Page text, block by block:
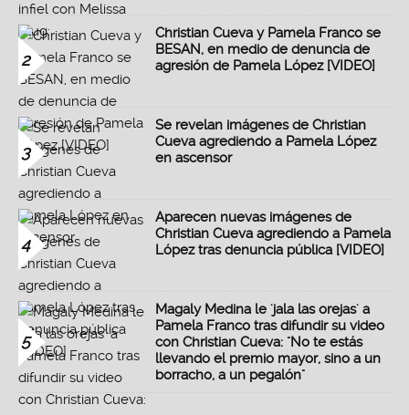
2
Christian Cueva y Pamela Franco se
BESAN, en medio de denuncia de
agresión de Pamela López [VIDEO]
3
Se revelan imágenes de Christian
Cueva agrediendo a Pamela López
en ascensor
4
Aparecen nuevas imágenes de
Christian Cueva agrediendo a Pamela
López tras denuncia pública [VIDEO]
5
Magaly Medina le 'jala las orejas' a
Pamela Franco tras difundir su video
con Christian Cueva: "No te estás
llevando el premio mayor, sino a un
borracho, a un pegalón"